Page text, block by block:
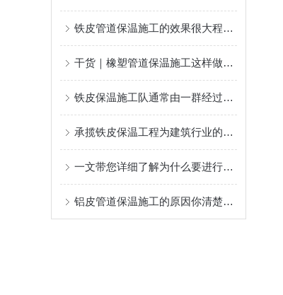
铁皮管道保温施工的效果很大程度上取决于细节处理
干货｜橡塑管道保温施工这样做，不返工、更耐用！
铁皮保温施工队通常由一群经过严格培训的专业人员组成
承揽铁皮保温工程为建筑行业的可持续发展做出了贡献
一文带您详细了解为什么要进行设备铁皮保温施工？
铝皮管道保温施工的原因你清楚么？